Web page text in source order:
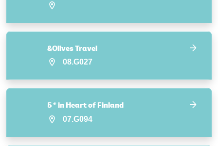
&Olives Travel
08.G027
5 * in Heart of Finland
07.G094